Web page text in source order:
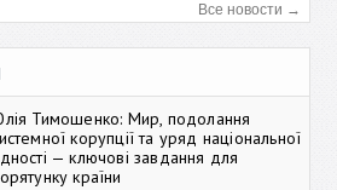
Все новости →
Тимошенко: Мир, подолання
корупції та уряд національної
— ключові завдання для
країни